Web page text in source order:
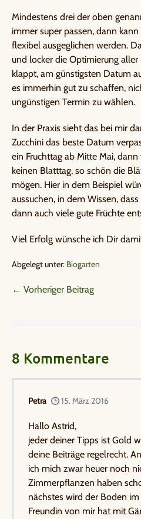
Mindestens drei der oben
immer super passen, dann
flexibel ausgeglichen werden.
und locker die Optimierung
klappt, am günstigsten Datum
es immerhin gut zu schaffen,
ungünstigen Termin zu wählen.
In der Praxis sieht das bei mir
Zucchini das beste Datum
ein Fruchttag ab Mitte Mai,
keinen Blatttag, so schön die
mögen. Hier in dem Beispiel
aussuchen, in dem Wissen,
dann auch viele gute Früchte
Viel Erfolg wünsche ich Dir
Abgelegt unter: Biogarten
← Vorheriger Beitrag
8 Kommentare
Petra 15. März 2016
Hallo Astrid,
jeder deiner Tipps ist Gold
deine Beiträge regelrecht.
ich mich zwar heuer noch
Zimmerpflanzen haben
nächstes wird der Boden
Freundin von mir hat mit